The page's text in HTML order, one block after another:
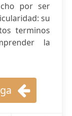
por ser
su
terminos
la